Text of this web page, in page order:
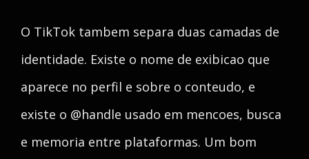
O TikTok tambem separa duas camadas de
identidade. Existe o nome de exibicao que
aparece no perfil e sobre o conteudo, e
existe o @handle usado em mencoes, busca
e memoria entre plataformas. Um bom